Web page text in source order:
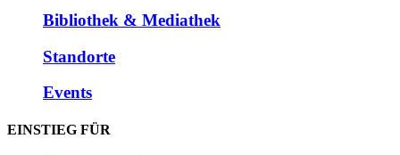
Bibliothek & Mediathek
Standorte
Events
EINSTIEG FÜR